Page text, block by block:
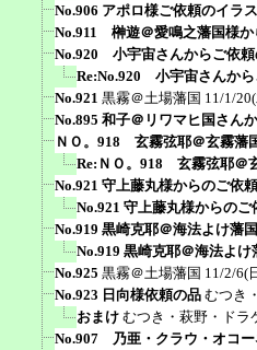
No.906 アポロ様ご依頼のイラ
No.911 榊遊＠愛鳴之藩国様か
No.920 小宇宙さんからご依頼
Re:No.920 小宇宙さんから
No.921 黒霧＠土場藩国 11/1/
No.895 和子＠リワマヒ国さん
ＮＯ。918 玄霧弦耶＠玄霧藩
Re:ＮＯ。918 玄霧弦耶＠
No.921 守上藤丸様からのご依
No.921 守上藤丸様からの
No.919 黒崎克耶＠海法よけ藩
No.919 黒崎克耶＠海法よ
No.925 黒霧＠土場藩国 11/2/6(
No.923 日向様依頼の品 むつき
おまけ むつき・萩野・ドラ
No.907 乃亜・クラウ・オコー